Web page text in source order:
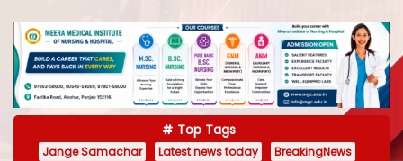
Top Tags
Jange Samachar Latest news today
BreakingNews